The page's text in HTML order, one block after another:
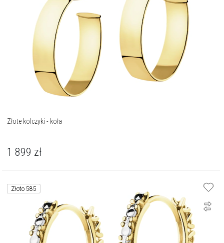
Złote kolczyki - koła
1 899 zł
Złoto 585